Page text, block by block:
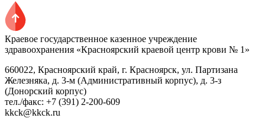
Краевое государственное казенное учреждение
здравоохранения «Красноярский краевой центр крови № 1»
660022, Красноярский край, г. Красноярск, ул. Партизана
Железняка, д. 3-м (Административный корпус), д. 3-з
(Донорский корпус)
тел./факс: +7 (391) 2-200-609
kkck@kkck.ru